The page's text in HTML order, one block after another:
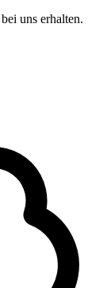
uns erhalten.